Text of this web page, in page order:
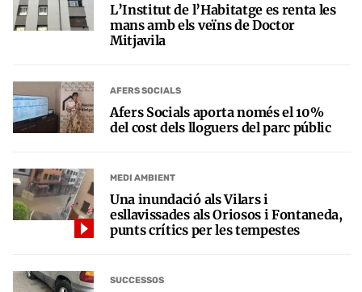
L’Institut de l’Habitatge es renta les
mans amb els veïns de Doctor
Mitjavila
AFERS SOCIALS
Afers Socials aporta només el 10%
del cost dels lloguers del parc públic
MEDI AMBIENT
Una inundació als Vilars i
esllavissades als Oriosos i Fontaneda,
punts crítics per les tempestes
SUCCESSOS